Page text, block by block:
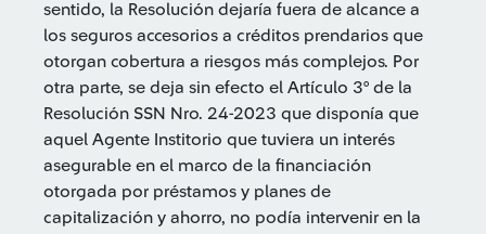
sentido, la Resolución dejaría fuera de alcance a
los seguros accesorios a créditos prendarios que
otorgan cobertura a riesgos más complejos. Por
otra parte, se deja sin efecto el Artículo 3° de la
Resolución SSN Nro. 24-2023 que disponía que
aquel Agente Institorio que tuviera un interés
asegurable en el marco de la financiación
otorgada por préstamos y planes de
capitalización y ahorro, no podía intervenir en la